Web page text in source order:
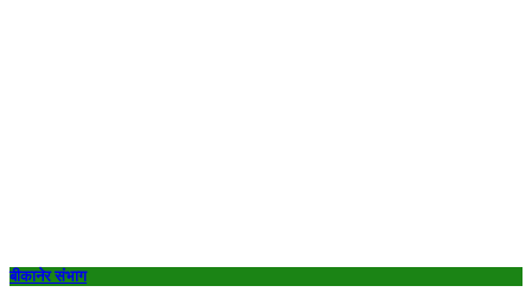
बीकानेर संभाग